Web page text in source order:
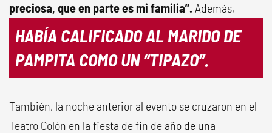
preciosa, que en parte es mi familia”. Además,
HABÍA CALIFICADO AL MARIDO DE
PAMPITA COMO UN “TIPAZO”.
También, la noche anterior al evento se cruzaron en el
Teatro Colón en la fiesta de fin de año de una